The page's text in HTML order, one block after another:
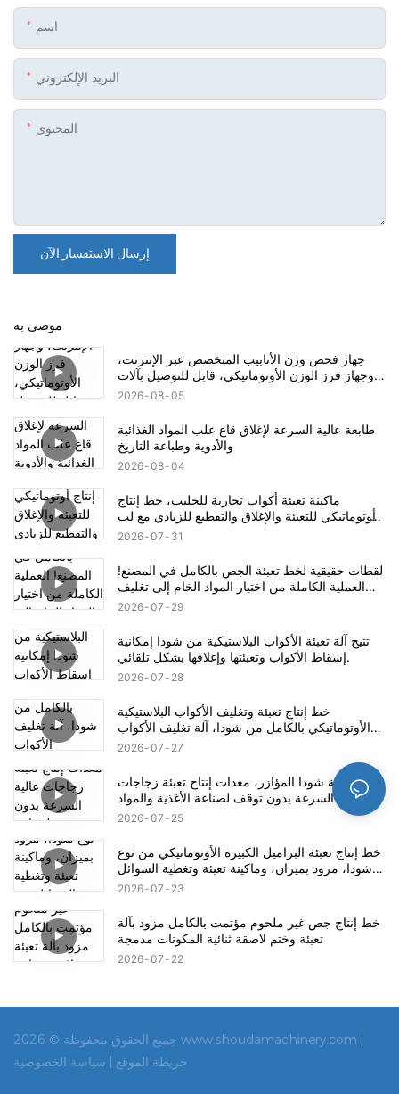
اسم
البريد الإلكتروني
المحتوى
إرسال الاستفسار الآن
موصى به
جهاز فحص وزن الأنابيب المتخصص عبر الإنترنت،
وجهاز فرز الوزن الأوتوماتيكي، قابل للتوصيل بآلات
2026 08 05
طابعة عالية السرعة لإغلاق قاع علب المواد الغذائية
والأدوية وطباعة التاريخ
2026 08 04
ماكينة تعبئة أكواب تجارية للحليب، خط إنتاج
أوتوماتيكي للتعبئة والإغلاق والتقطيع للزبادي مع لب
الفاكهة / معجون الفاصوليا الخضراء المثلج
2026 07 31
لقطات حقيقية لخط تعبئة الجص بالكامل في المصنع!
العملية الكاملة من اختيار المواد الخام إلى تغليف
المنتج النهائي
2026 07 29
تتيح آلة تعبئة الأكواب البلاستيكية من شودا إمكانية
إسقاط الأكواب وتعبئتها وإغلاقها بشكل تلقائي.
2026 07 28
خط إنتاج تعبئة وتغليف الأكواب البلاستيكية
الأوتوماتيكي بالكامل من شودا، آلة تغليف الأكواب
البلاستيكية للزبادي والجيلاتين والمشروبات
2026 07 27
خط تعبئة شودا المؤازر، معدات إنتاج تعبئة زجاجات
عالية السرعة بدون توقف لصناعة الأغذية والمواد
الكيميائية اليومية
2026 07 25
خط إنتاج تعبئة البراميل الكبيرة الأوتوماتيكي من نوع
شودا، مزود بميزان، وماكينة تعبئة وتغطية السوائل
2026 07 23
خط إنتاج جص غير ملحوم مؤتمت بالكامل مزود بآلة
تعبئة وختم لاصقة ثنائية المكونات مدمجة
2026 07 22
جميع الحقوق محفوظة © 2026 www.shoudamachinery.com |
خريطة الموقع |
سياسة الخصوصية